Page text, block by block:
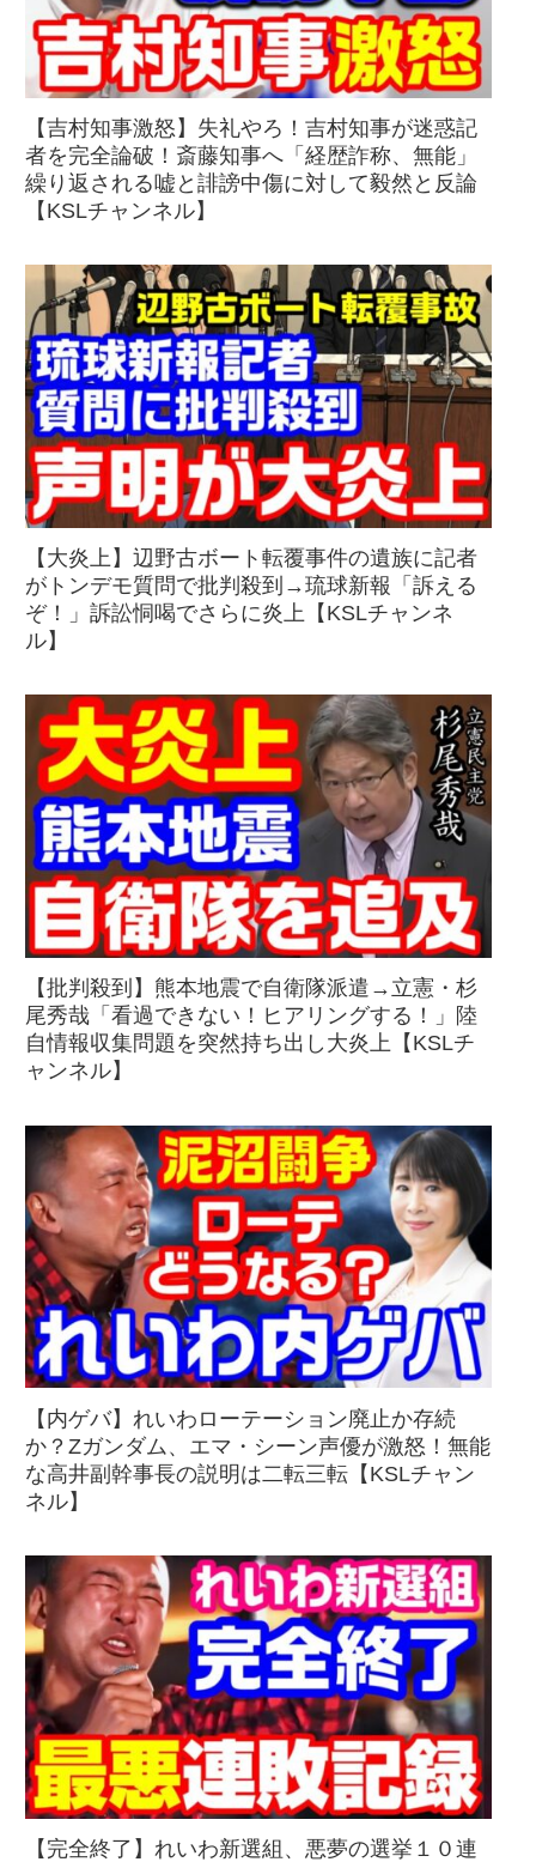
【吉村知事激怒】失礼やろ！吉村知事が迷惑記
者を完全論破！斎藤知事へ「経歴詐称、無能」
繰り返される嘘と誹謗中傷に対して毅然と反論
【KSLチャンネル】
【大炎上】辺野古ボート転覆事件の遺族に記者
がトンデモ質問で批判殺到→琉球新報「訴える
ぞ！」訴訟恫喝でさらに炎上【KSLチャンネ
ル】
【批判殺到】熊本地震で自衛隊派遣→立憲・杉
尾秀哉「看過できない！ヒアリングする！」陸
自情報収集問題を突然持ち出し大炎上【KSLチ
ャンネル】
【内ゲバ】れいわローテーション廃止か存続
か？Zガンダム、エマ・シーン声優が激怒！無能
な高井副幹事長の説明は二転三転【KSLチャン
ネル】
【完全終了】れいわ新選組、悪夢の選挙１０連